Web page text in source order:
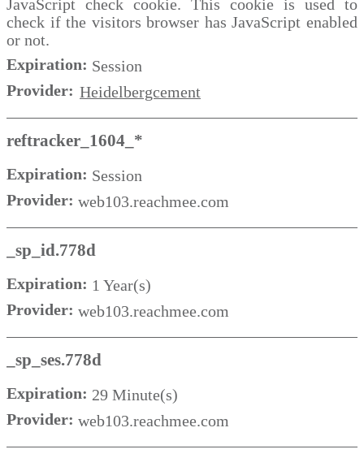
JavaScript check cookie. This cookie is used to
check if the visitors browser has JavaScript enabled
or not.
Expiration: Session
Provider: Heidelbergcement
reftracker_1604_*
Expiration: Session
Provider: web103.reachmee.com
_sp_id.778d
Expiration: 1 Year(s)
Provider: web103.reachmee.com
_sp_ses.778d
Expiration: 29 Minute(s)
Provider: web103.reachmee.com